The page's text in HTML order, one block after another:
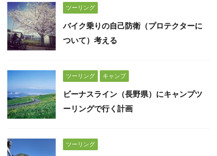
ツーリング
バイク乗りの自己防衛（プロテクターに
ついて）考える
ツーリング キャンプ
ビーナスライン（長野県）にキャンプツ
ーリングで行く計画
ツーリング